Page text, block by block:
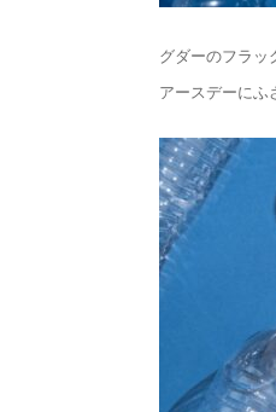
グダーのフラッ
アースデーにふ